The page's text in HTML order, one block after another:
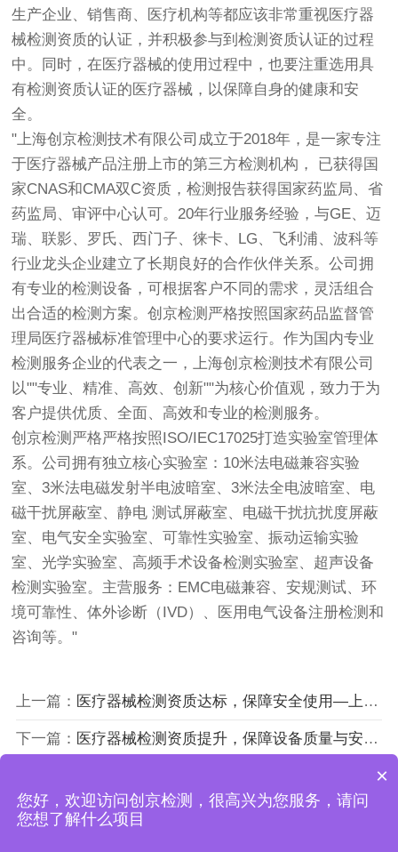
生产企业、销售商、医疗机构等都应该非常重视医疗器
械检测资质的认证，并积极参与到检测资质认证的过程
中。同时，在医疗器械的使用过程中，也要注重选用具
有检测资质认证的医疗器械，以保障自身的健康和安
全。
"上海创京检测技术有限公司成立于2018年，是一家专注
于医疗器械产品注册上市的第三方检测机构， 已获得国
家CNAS和CMA双C资质，检测报告获得国家药监局、省
药监局、审评中心认可。20年行业服务经验，与GE、迈
瑞、联影、罗氏、西门子、徕卡、LG、飞利浦、波科等
行业龙头企业建立了长期良好的合作伙伴关系。公司拥
有专业的检测设备，可根据客户不同的需求，灵活组合
出合适的检测方案。创京检测 严格按照国家药品监督管
理局医疗器械标准管理中心的要求运行。作为国内专业
检测服务企业的代表之一，上海创京检测技术有限公司
以""专业、精准、高效、创新""为核心价值观，致力于为
客户提供优质、全面、高效和专业的检测服务。
创京检测 严格严格按照ISO/IEC17025打造实验室管理体
系。公司拥有独立核心实验室：10米法电磁兼容实验
室、3米法电磁发射半电波暗室、3米法全电波暗室、电
磁干扰屏蔽室、静电 测试屏蔽室、电磁干扰抗扰度屏蔽
室、电气安全实验室、可靠性实验室、振动运输实验
室、光学实验室、高频手术设备检测实验室、超声设备
检测实验室。主营服务：EMC电磁兼容、安规测试、环
境可靠性、体外诊断（IVD）、医用电气设备注册检测和
咨询等。"
上一篇： 医疗器械检测资质达标，保障安全使用—上海创京第三方检测检测机构
下一篇： 医疗器械检测资质提升，保障设备质量与安全—上海创京医疗器械检测所
上海创京检测技术有限公司
×
您好，欢迎访问创京检测，很高兴为您服务，请问
您想了解什么项目